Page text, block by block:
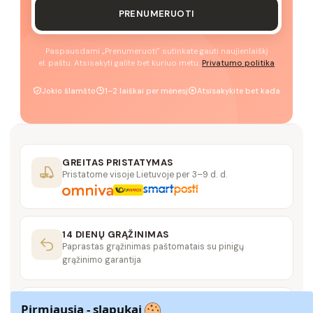
PRENUMERUOTI
Paspausdami „Prenumeruoti" sutinkate gauti naujienlaiškį
el. paštu. Atsisakyti galite bet kuriuo metu. Privatumo politika
Jokio šlamšto 1–2 laiškai per mėnesį Atsisakykite bet kada
GREITAS PRISTATYMAS
Pristatome visoje Lietuvoje per 3–9 d. d.
14 DIENŲ GRĄŽINIMAS
Paprastas grąžinimas paštomatais su pinigų
grąžinimo garantija
SAUGUS MOKĖJIMAS
Pirmiausia - slapukai